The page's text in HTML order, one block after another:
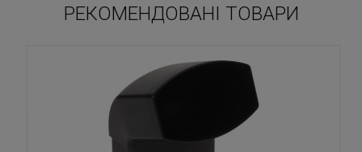
РЕКОМЕНДОВАНІ ТОВАРИ